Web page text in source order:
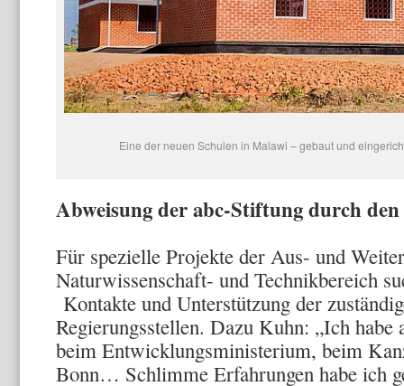
Eine der neuen Schulen in Malawi – gebaut und
Abweisung der abc-Stiftung durch
Für spezielle Projekte der Aus- und
Naturwissenschaft- und Technikbereich
Kontakte und Unterstützung der
Regierungsstellen. Dazu Kuhn: „Ich
beim Entwicklungsministerium, beim
Bonn… Schlimme Erfahrungen habe ich